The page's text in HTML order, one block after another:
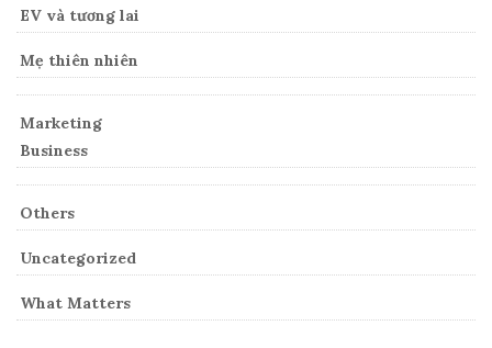
EV và tương lai
Mẹ thiên nhiên
Marketing
Business
Others
Uncategorized
What Matters